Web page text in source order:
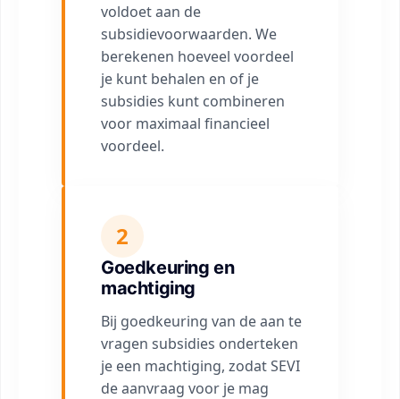
voldoet aan de
subsidievoorwaarden. We
berekenen hoeveel voordeel
je kunt behalen en of je
subsidies kunt combineren
voor maximaal financieel
voordeel.
2
Goedkeuring en
machtiging
Bij goedkeuring van de aan te
vragen subsidies onderteken
je een machtiging, zodat SEVI
de aanvraag voor je mag